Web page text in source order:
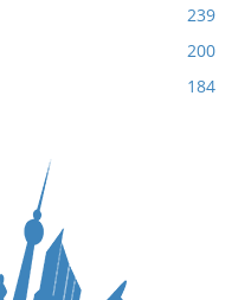
239
200
184